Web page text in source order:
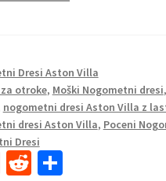
Dresi Aston Villa
otroke, Moški Nogometni dresi,
nogometni dresi Aston Villa z
dresi Aston Villa, Poceni
Dresi
Pi R S